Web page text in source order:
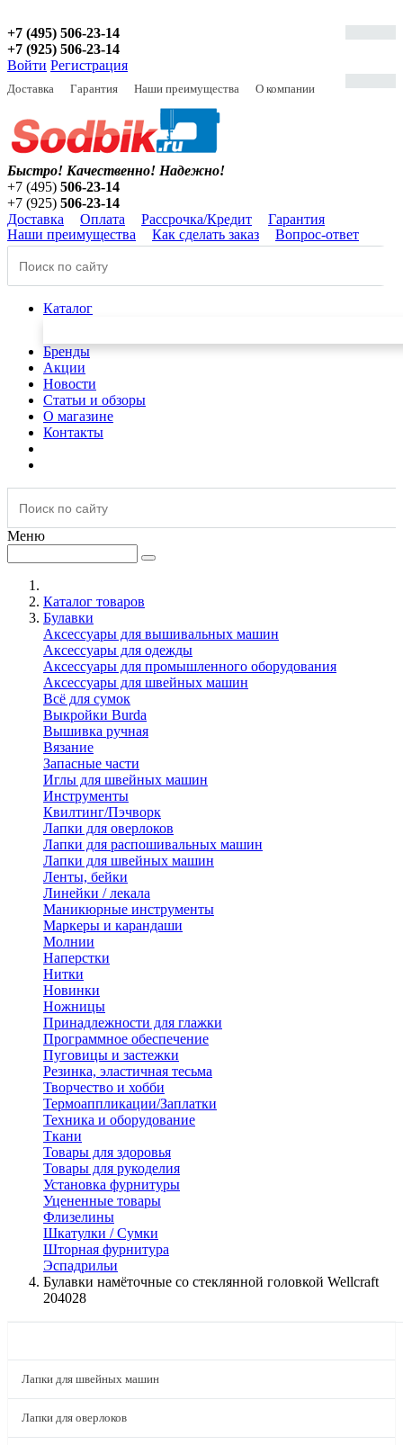
+7 (495) 506-23-14
+7 (925) 506-23-14
Войти Регистрация
Доставка Гарантия Наши преимущества О компании
Быстро! Качественно! Надежно!
+7 (495) 506-23-14
+7 (925) 506-23-14
Доставка
Оплата Рассрочка/Кредит
Гарантия
Наши преимущества
Как сделать заказ Вопрос-ответ
Каталог
Бренды
Акции
Новости
Статьи и обзоры
О магазине
Контакты
Меню
Каталог товаров
Булавки
Аксессуары для вышивальных машин
Аксессуары для одежды
Аксессуары для промышленного оборудования
Аксессуары для швейных машин
Всё для сумок
Выкройки Burda
Вышивка ручная
Вязание
Запасные части
Иглы для швейных машин
Инструменты
Квилтинг/Пэчворк
Лапки для оверлоков
Лапки для распошивальных машин
Лапки для швейных машин
Ленты, бейки
Линейки / лекала
Маникюрные инструменты
Маркеры и карандаши
Молнии
Наперстки
Нитки
Новинки
Ножницы
Принадлежности для глажки
Программное обеспечение
Пуговицы и застежки
Резинка, эластичная тесьма
Творчество и хобби
Термоаппликации/Заплатки
Техника и оборудование
Ткани
Товары для здоровья
Товары для рукоделия
Установка фурнитуры
Уцененные товары
Флизелины
Шкатулки / Сумки
Шторная фурнитура
Эспадрильи
Булавки намёточные со стеклянной головкой Wellcraft
204028
Лапки для швейных машин
Лапки для оверлоков